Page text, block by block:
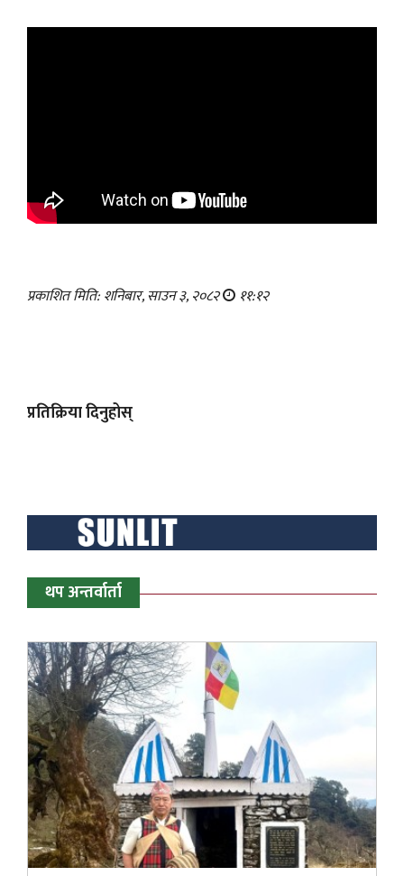
प्रकाशित मिति: शनिबार, साउन ३, २०८२ ११:१२
प्रतिक्रिया दिनुहोस्
थप अन्तर्वार्ता